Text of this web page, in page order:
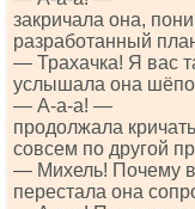
закричала она,
разработанный
— Трахачка! Я вас
услышала она
— А-а-а! —
продолжала
совсем по другой
— Михель! Почему
перестала она